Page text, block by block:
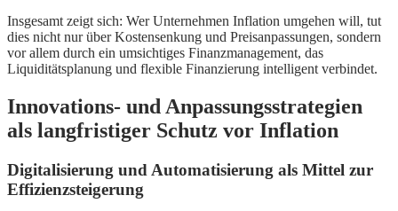
Insgesamt zeigt sich: Wer Unternehmen Inflation umgehen will, tut
dies nicht nur über Kostensenkung und Preisanpassungen, sondern
vor allem durch ein umsichtiges Finanzmanagement, das
Liquiditätsplanung und flexible Finanzierung intelligent verbindet.
Innovations- und Anpassungsstrategien
als langfristiger Schutz vor Inflation
Digitalisierung und Automatisierung als Mittel zur
Effizienzsteigerung